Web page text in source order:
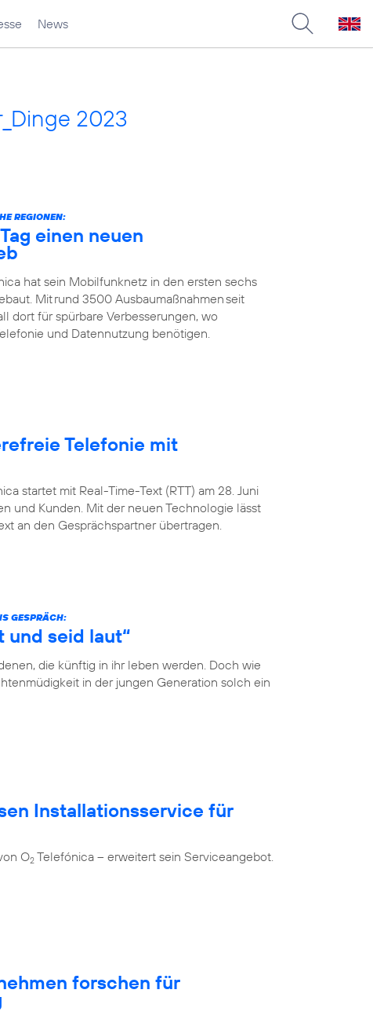
News
2023
REGIONEN:
einen neuen
hat sein Mobilfunknetz in den ersten sechs
Mit rund 3500 Ausbaumaßnahmen seit
dort für spürbare Verbesserungen, wo
und Datennutzung benötigen.
Telefonie mit
startet mit Real-Time-Text (RTT) am 28. Juni
und Kunden. Mit der neuen Technologie lässt
an den Gesprächspartner übertragen.
GESPRÄCH:
und seid laut“
die künftig in ihr leben werden. Doch wie
in der jungen Generation solch ein
Installationsservice für
O2 Telefónica – erweitert sein Serviceangebot.
forschen für